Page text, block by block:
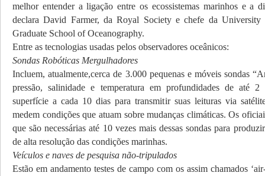
melhor entender a ligação entre os ecossistemas marinhos e a
declara David Farmer, da Royal Society e chefe da University
Graduate School of Oceanography.
Entre as tecnologias usadas pelos observadores oceânicos:
Sondas Robóticas Mergulhadores
Incluem, atualmente,cerca de 3.000 pequenas e móveis sondas
pressão, salinidade e temperatura em profundidades de até
superfície a cada 10 dias para transmitir suas leituras via
medem condições que atuam sobre mudanças climáticas. Os
que são necessárias até 10 vezes mais dessas sondas para
de alta resolução das condições marinhas.
Veículos e naves de pesquisa não-tripulados
Estão em andamento testes de campo com os assim chamados